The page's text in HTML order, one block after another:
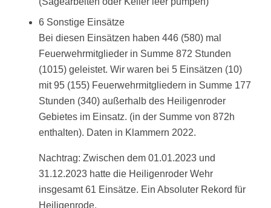
6 Sonstige Einsätze
Bei diesen Einsätzen haben 446 (580) mal
Feuerwehrmitglieder in Summe 872 Stunden
(1015) geleistet. Wir waren bei 5 Einsätzen (10)
mit 95 (155) Feuerwehrmitgliedern in Summe 177
Stunden (340) außerhalb des Heiligenroder
Gebietes im Einsatz. (in der Summe von 872h
enthalten). Daten in Klammern 2022.
Nachtrag: Zwischen dem 01.01.2023 und
31.12.2023 hatte die Heiligenroder Wehr
insgesamt 61 Einsätze. Ein Absoluter Rekord für
Heiligenrode.